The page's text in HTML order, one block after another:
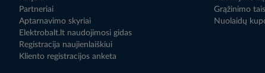
Partneriai
Aptarnavimo skyriai
Elektrobalt.lt naudojimosi gidas
Registracija naujienlaiškiui
Kliento registracijos anketa
Grąžinimo
Nuolaidų